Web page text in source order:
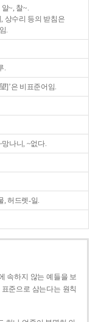
알~, 찰~.
상수리 등의 받침은
.
.
]’은 비표준어임.
나니, ~없다.
, 허드렛-일.
속하지 않는 예들을 보
준으로 삼는다는 원칙